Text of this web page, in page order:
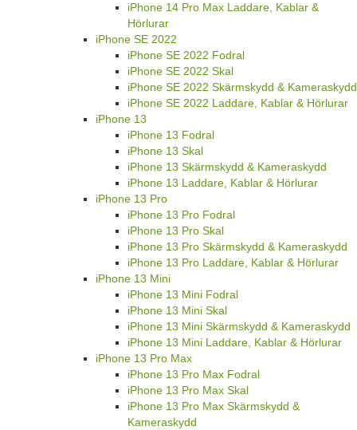
iPhone 14 Pro Max Laddare, Kablar &
Hörlurar
iPhone SE 2022
iPhone SE 2022 Fodral
iPhone SE 2022 Skal
iPhone SE 2022 Skärmskydd & Kameraskydd
iPhone SE 2022 Laddare, Kablar & Hörlurar
iPhone 13
iPhone 13 Fodral
iPhone 13 Skal
iPhone 13 Skärmskydd & Kameraskydd
iPhone 13 Laddare, Kablar & Hörlurar
iPhone 13 Pro
iPhone 13 Pro Fodral
iPhone 13 Pro Skal
iPhone 13 Pro Skärmskydd & Kameraskydd
iPhone 13 Pro Laddare, Kablar & Hörlurar
iPhone 13 Mini
iPhone 13 Mini Fodral
iPhone 13 Mini Skal
iPhone 13 Mini Skärmskydd & Kameraskydd
iPhone 13 Mini Laddare, Kablar & Hörlurar
iPhone 13 Pro Max
iPhone 13 Pro Max Fodral
iPhone 13 Pro Max Skal
iPhone 13 Pro Max Skärmskydd &
Kameraskydd